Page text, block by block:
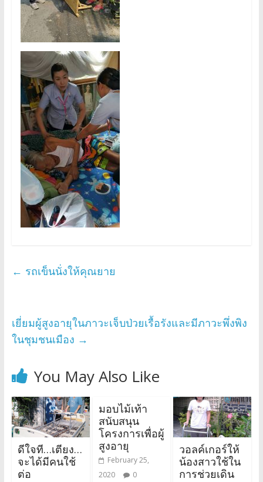
← รถเข็นนั่งให้คุณยาย
เยี่ยมผู้สูงอายุในภาวะเจ็บป่วยเรื้อรังและมีภาวะพึ่งพิง
ในชุมชนเมือง →
You May Also Like
ดีใจที…เตียง…
จะได้มีคนใช้
ต่อ
มอบไม้เท้า
สนับสนุน
โครงการเพื่อผู้
สูงอายุ
February 25,
2020
0
วอลค์เกอร์ให้
น้องสาวใช้ใน
การช่วยเดิน